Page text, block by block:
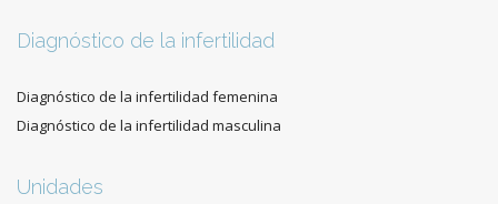
Diagnóstico de la infertilidad
Diagnóstico de la infertilidad femenina
Diagnóstico de la infertilidad masculina
Unidades